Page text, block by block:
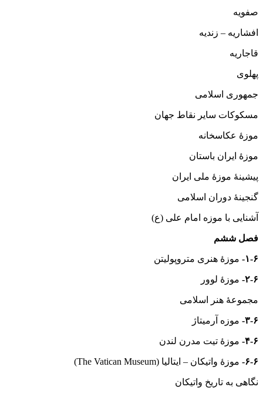
صفویه
افشاریه – زندیه
قاجاریه
پهلوی
جمهوری اسلامی
مسکوکات سایر نقاط جهان
موزهٔ عکاسخانه
موزهٔ ایران باستان
پیشینهٔ موزهٔ ملی ایران
گنجینهٔ دوران اسلامی
آشنایی با موزه امام علی (ع)
فصل ششم
۱-۶- موزهٔ هنری متروپولیتن
۲-۶- موزهٔ لوور
مجموعهٔ هنر اسلامی
۳-۶- موزه آرمیتاژ
۴-۶- موزهٔ تیت مدرن لندن
۶-۶- موزهٔ واتیکان – ایتالیا (The Vatican Museum)
نگاهی به تاریخ واتیکان